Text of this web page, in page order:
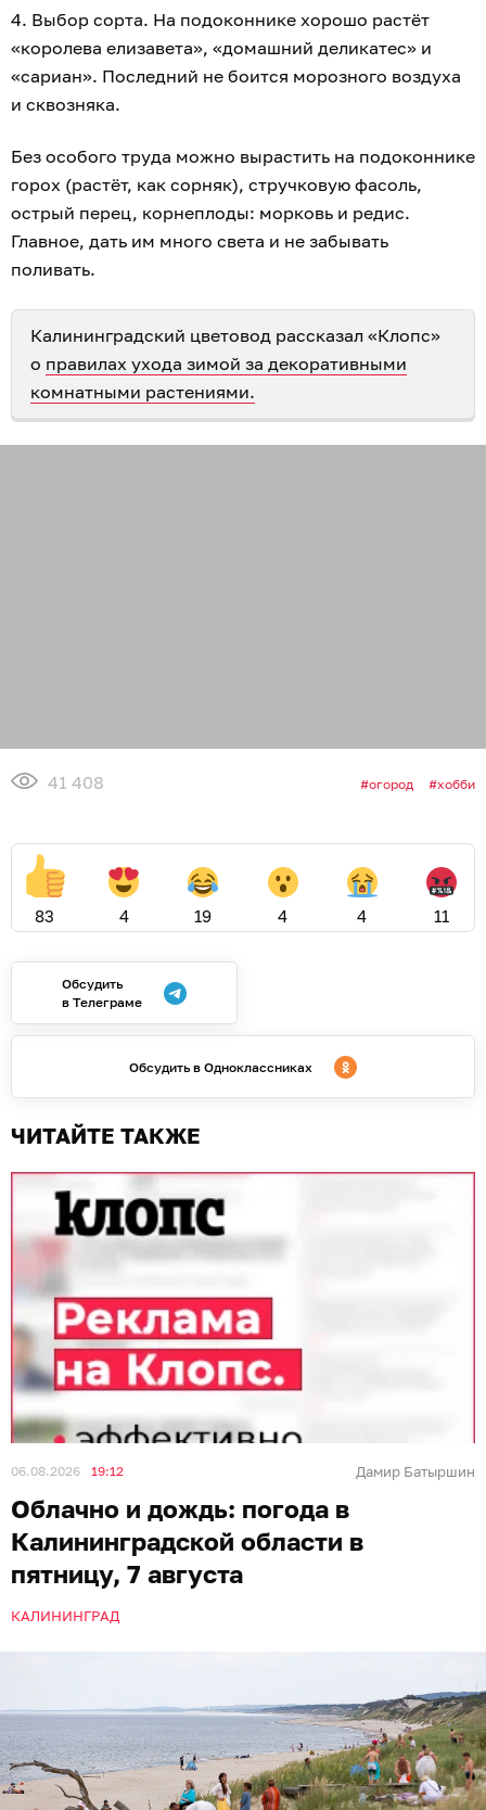
4. Выбор сорта. На подоконнике хорошо растёт
«королева елизавета», «домашний деликатес» и
«сариан». Последний не боится морозного воздуха
и сквозняка.
Без особого труда можно вырастить на подоконнике
горох (растёт, как сорняк), стручковую фасоль,
острый перец, корнеплоды: морковь и редис.
Главное, дать им много света и не забывать
поливать.
Калининградский цветовод рассказал «Клопс»
о правилах ухода зимой за декоративными
комнатными растениями.
41 408 огород хобби
83 4 19 4 4 11
Обсудить
в Телеграме
Обсудить в Одноклассниках
ЧИТАЙТЕ ТАКЖЕ
06.08.2026 19:12 Дамир Батыршин
Облачно и дождь: погода в
Калининградской области в
пятницу, 7 августа
КАЛИНИНГРАД